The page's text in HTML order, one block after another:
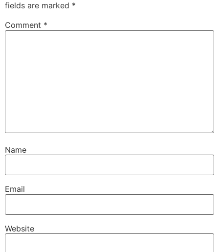
fields are marked *
Comment *
Name
Email
Website